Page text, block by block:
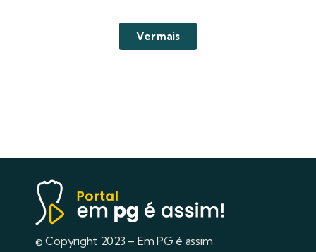
Ver mais
© Copyright 2023 – Em PG é assim